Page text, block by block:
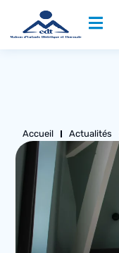
Accueil Actualités